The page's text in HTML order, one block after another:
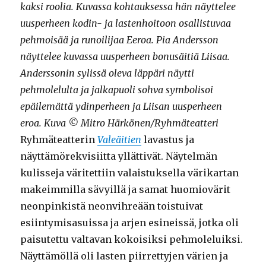
kaksi roolia. Kuvassa kohtauksessa hän näyttelee
uusperheen kodin- ja lastenhoitoon osallistuvaa
pehmoisää ja runoilijaa Eeroa. Pia Andersson
näyttelee kuvassa uusperheen bonusäitiä Liisaa.
Anderssonin sylissä oleva läppäri näytti
pehmolelulta ja jalkapuoli sohva symbolisoi
epäilemättä ydinperheen ja Liisan uusperheen
eroa. Kuva © Mitro Härkönen/Ryhmäteatteri
Ryhmäteatterin Valeäitien lavastus ja
näyttämörekvisiitta yllättivät. Näytelmän
kulisseja väritettiin valaistuksella värikartan
makeimmilla sävyillä ja samat huomiovärit
neonpinkistä neonvihreään toistuivat
esiintymisasuissa ja arjen esineissä, jotka oli
paisutettu valtavan kokoisiksi pehmoleluiksi.
Näyttämöllä oli lasten piirrettyjen värien ja